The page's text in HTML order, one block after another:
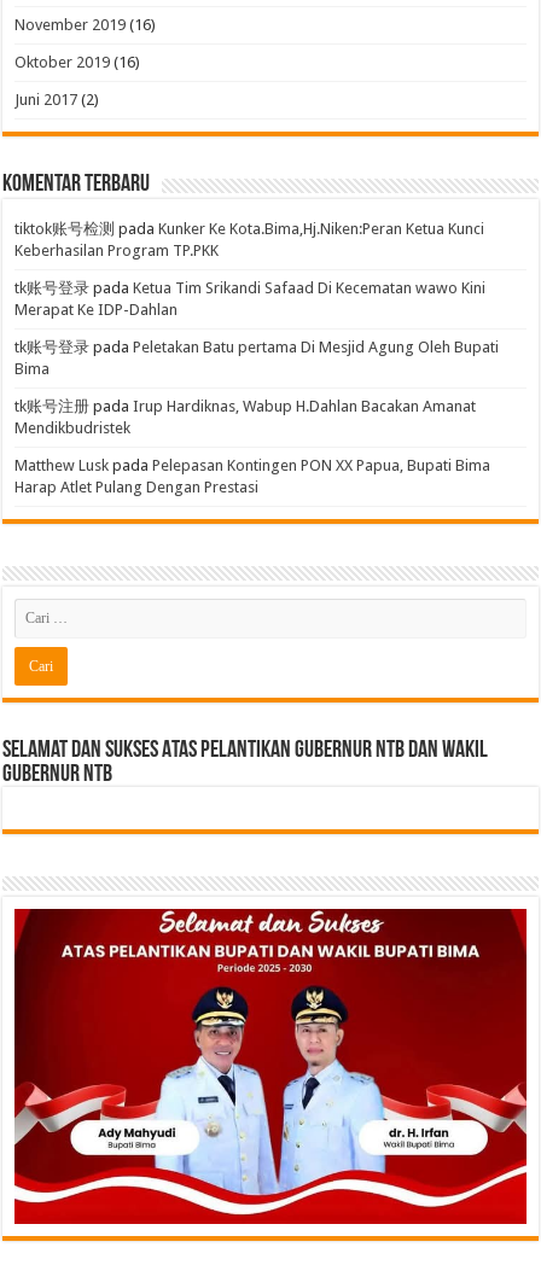
November 2019 (16)
Oktober 2019 (16)
Juni 2017 (2)
Komentar Terbaru
tiktok账号检测 padaKunker Ke Kota.Bima,Hj.Niken:Peran Ketua Kunci
Keberhasilan Program TP.PKK
tk账号登录 padaKetua Tim Srikandi Safaad Di Kecematan wawo Kini
Merapat Ke IDP-Dahlan
tk账号登录 padaPeletakan Batu pertama Di Mesjid Agung Oleh Bupati
Bima
tk账号注册 padaIrup Hardiknas, Wabup H.Dahlan Bacakan Amanat
Mendikbudristek
Matthew Lusk padaPelepasan Kontingen PON XX Papua, Bupati Bima
Harap Atlet Pulang Dengan Prestasi
Selamat dan sukses Atas pelantikan Gubernur NTB Dan Wakil
gubernur NTB